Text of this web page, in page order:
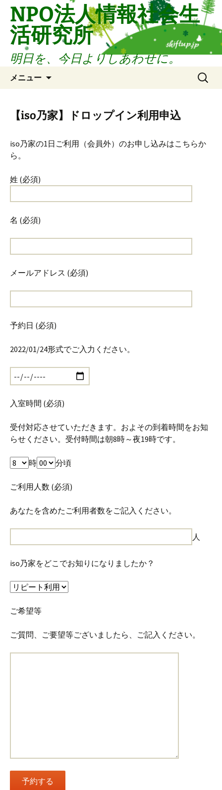
へ
キ
NPO法人情報社会生
活研究所
明日を、今日よりしあわせに。
メニュー
検
索:
【iso乃家】ドロップイン利用申込
iso乃家の1日ご利用（会員外）のお申し込みはこちらか
ら。
姓 (必須)
名 (必須)
メールアドレス (必須)
予約日 (必須)
2022/01/24形式でご入力ください。
入室時間 (必須)
受付対応させていただきます。およその到着時間をお知
らせください。受付時間は朝8時～夜19時です。
時 分頃
ご利用人数 (必須)
あなたを含めたご利用者数をご記入ください。
人
iso乃家をどこでお知りになりましたか？
ご希望等
ご質問、ご要望等ございましたら、ご記入ください。